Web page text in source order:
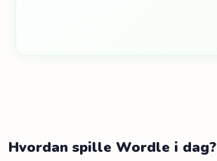
Hvordan spille Wordle i dag?